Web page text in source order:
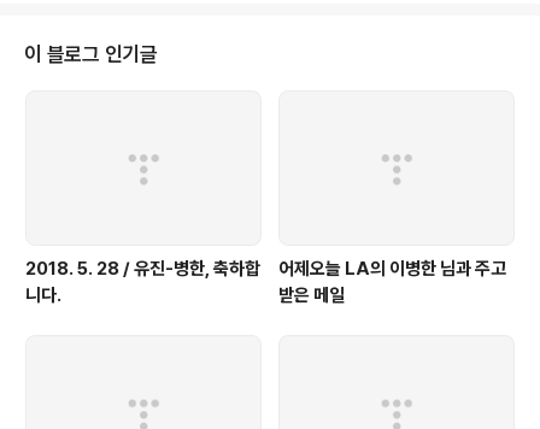
면서 한편으로 설명의 범위를 넓히면서 또 한편으로 너무 허술한 데가 없도록
다지기에 바쁘다 보니 독자에 대한 배려의 여지가 적었습니다. 제 글을 좋아해
이 블로그 인기글
2018. 5. 28 / 유진-병한, 축하합
니다.
어제오늘 LA의 이병한 님과 주고
받은 메일